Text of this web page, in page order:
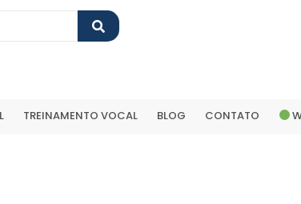
TREINAMENTO VOCAL BLOG CONTATO